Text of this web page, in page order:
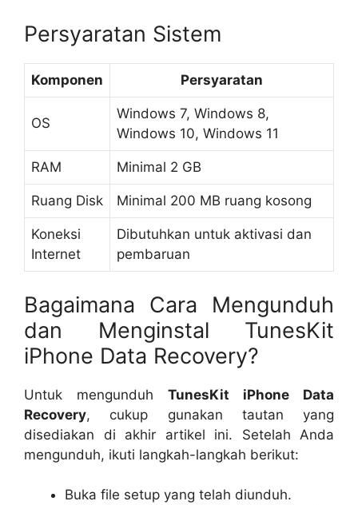
Persyaratan Sistem
Komponen Persyaratan
OS
Windows 7, Windows 8,
Windows 10, Windows 11
RAM Minimal 2 GB
Ruang Disk Minimal 200 MB ruang kosong
Koneksi
Internet
Dibutuhkan untuk aktivasi dan
pembaruan
Bagaimana Cara Mengunduh
dan Menginstal TunesKit
iPhone Data Recovery?
Untuk mengunduh TunesKit iPhone Data
Recovery, cukup gunakan tautan yang
disediakan di akhir artikel ini. Setelah Anda
mengunduh, ikuti langkah-langkah berikut:
Buka file setup yang telah diunduh.